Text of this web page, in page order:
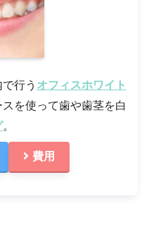
行う オフィスホワイト
を使って歯や歯茎を白
。
費用